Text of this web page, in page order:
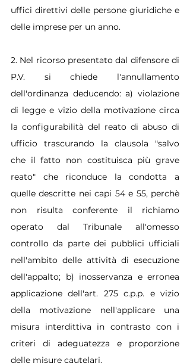
uffici direttivi delle persone giuridiche e
delle imprese per un anno.
2. Nel ricorso presentato dal difensore di
P.V. si chiede l'annullamento
dell'ordinanza deducendo: a) violazione
di legge e vizio della motivazione circa
la configurabilità del reato di abuso di
ufficio trascurando la clausola "salvo
che il fatto non costituisca più grave
reato" che riconduce la condotta a
quelle descritte nei capi 54 e 55, perchè
non risulta conferente il richiamo
operato dal Tribunale all'omesso
controllo da parte dei pubblici ufficiali
nell'ambito delle attività di esecuzione
dell'appalto; b) inosservanza e erronea
applicazione dell'art. 275 c.p.p. e vizio
della motivazione nell'applicare una
misura interdittiva in contrasto con i
criteri di adeguatezza e proporzione
delle misure cautelari.